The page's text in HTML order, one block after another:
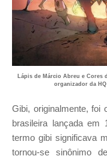
Lápis de Márcio Abreu e
organizador da
Gibi, originalmente, foi
brasileira lançada em
termo gibi significava
tornou-se sinônimo